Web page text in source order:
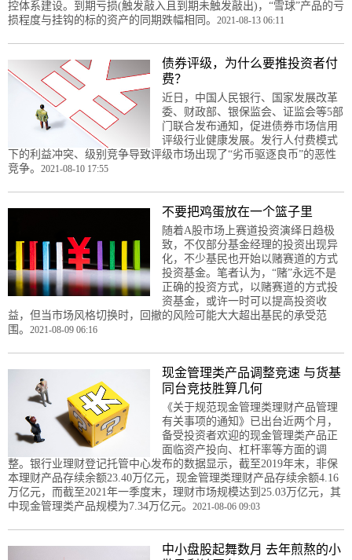
控体系建设。到期亏损(触发敲入且到期未触发敲出)，“雪球”产品的亏
损程度与挂钩的标的资产的同期跌幅相同。 2021-08-13 06:11
债券评级，为什么要推投资者付
费？
近日，中国人民银行、国家发展改革
委、财政部、银保监会、证监会等5部
门联合发布通知，促进债券市场信用
评级行业健康发展。发行人付费模式
下的利益冲突、级别竞争导致评级市场出现了“劣币驱逐良币”的恶性
竞争。 2021-08-10 17:55
不要把鸡蛋放在一个篮子里
随着A股市场上赛道投资演绎日趋极
致，不仅部分基金经理的投资出现异
化，不少基民也开始以赌赛道的方式
投资基金。笔者认为，“赌”永远不是
正确的投资方式，以赌赛道的方式投
资基金，或许一时可以提高投资收
益，但当市场风格切换时，回撤的风险可能大大超出基民的承受范
围。 2021-08-09 06:16
现金管理类产品调整竞速 与货基
同台竞技胜算几何
《关于规范现金管理类理财产品管理
有关事项的通知》已出台近两个月，
备受投资者欢迎的现金管理类产品正
面临资产投向、杠杆率等方面的调
整。银行业理财登记托管中心发布的数据显示，截至2019年末，非保
本理财产品存续余额23.40万亿元，现金管理类理财产品存续余额4.16
万亿元，而截至2021年一季度末，理财市场规模达到25.03万亿元，其
中现金管理类产品规模为7.34万亿元。 2021-08-06 09:03
中小盘股起舞数月 去年煎熬的小